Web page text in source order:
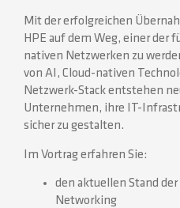
Mit der erfolgreichen
HPE auf dem Weg, einer der
nativen Netzwerken zu
von AI, Cloud-nativen
Netzwerk-Stack entstehen
Unternehmen, ihre IT-
sicher zu gestalten.
Im Vortrag erfahren Sie:
den aktuellen Stand
Networking